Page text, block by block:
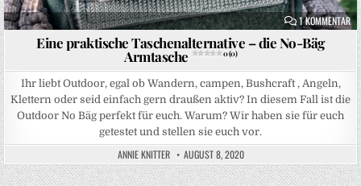
1 KOMMENTARZU
Eine praktische Taschenalternative – die No-Bäg
Armtasche 0 (0)
Ihr liebt Outdoor, egal ob Wandern, campen, Bushcraft , Angeln,
Klettern oder seid einfach gern draußen aktiv? In diesem Fall ist die
Outdoor No Bäg perfekt für euch. Warum? Wir haben sie für euch
getestet und stellen sie euch vor.
ANNIE KNITTER AUGUST 8, 2020